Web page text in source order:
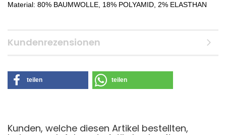
Material: 80% BAUMWOLLE, 18% POLYAMID, 2% ELASTHAN
Kundenrezensionen
teilen teilen
Kunden, welche diesen Artikel bestellten,